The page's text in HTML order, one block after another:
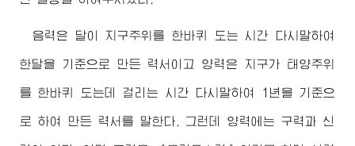
음력은 달이 지구주위를 한바퀴 도는 시간 다시말하여
한달을 기준으로 만든 력서이고 양력은 지구가 태양주위
를 한바퀴 도는데 걸리는 시간 다시말하여 1년을 기준으
로 하여 만든 력서를 말한다. 그런데 양력에는 구력과 신